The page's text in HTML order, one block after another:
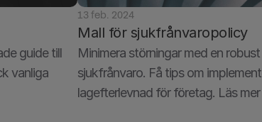
guide till
vanliga
13 feb. 2024
Mall för sjukfrånvaropolicy
Minimera störningar med en
sjukfrånvaro. Få tips om
lagefterlevnad för företag. Läs